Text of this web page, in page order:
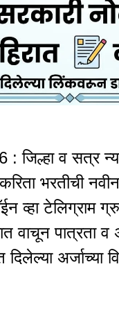
व सत्र
भरतीची
टेलिग्राम
वाचून पात्रता
दिलेल्या